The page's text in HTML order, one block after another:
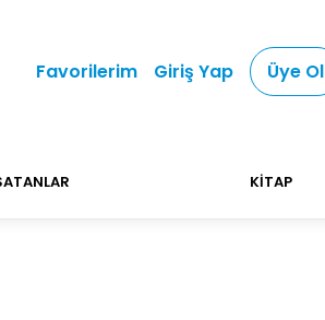
Kargo Ücretsiz!
Favorilerim Giriş Yap Üye Ol
KİTAP